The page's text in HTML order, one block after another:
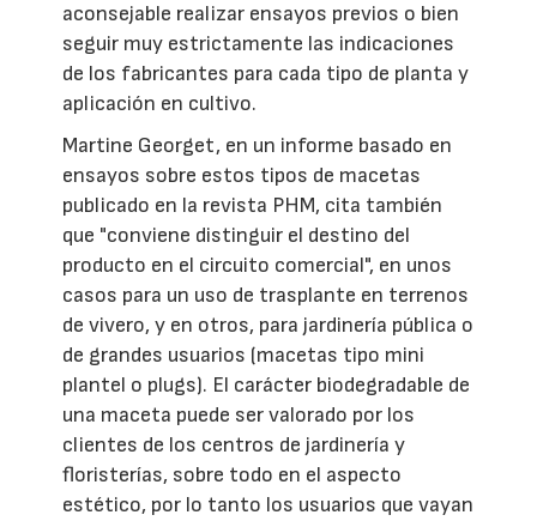
aconsejable realizar ensayos previos o bien
seguir muy estrictamente las indicaciones
de los fabricantes para cada tipo de planta y
aplicación en cultivo.
Martine Georget, en un informe basado en
ensayos sobre estos tipos de macetas
publicado en la revista PHM, cita también
que "conviene distinguir el destino del
producto en el circuito comercial", en unos
casos para un uso de trasplante en terrenos
de vivero, y en otros, para jardinería pública o
de grandes usuarios (macetas tipo mini
plantel o plugs). El carácter biodegradable de
una maceta puede ser valorado por los
clientes de los centros de jardinería y
floristerías, sobre todo en el aspecto
estético, por lo tanto los usuarios que vayan